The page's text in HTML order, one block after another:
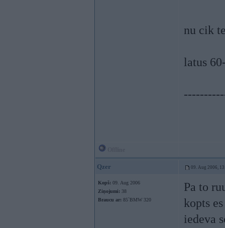
nu cik
latus
Qzer 09. Aug 2006,
Kopš: 09. Aug 2006
Ziņojumi: 38
Braucu ar: 85`BMW 320
Pa to
kopts
iedeva